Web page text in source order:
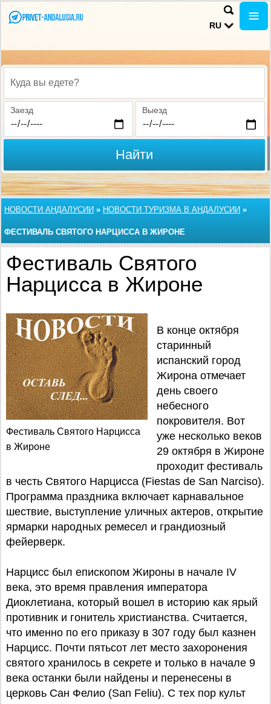
RU
Куда вы едете?
Заезд Выезд
Найти
НОВОСТИ АНДАЛУСИИ » НОВОСТИ ТУРИЗМА В АНДАЛУСИИ »
ФЕСТИВАЛЬ СВЯТОГО НАРЦИССА В ЖИРОНЕ
Фестиваль Святого
Нарцисса в Жироне
Фестиваль Святого Нарцисса
в Жироне
В конце октября
старинный
испанский город
Жирона отмечает
день своего
небесного
покровителя. Вот
уже несколько веков
29 октября в Жироне
проходит фестиваль
в честь Святого Нарцисса (Fiestas de San Narciso).
Программа праздника включает карнавальное
шествие, выступление уличных актеров, открытие
ярмарки народных ремесел и грандиозный
фейерверк.
Нарцисс был епископом Жироны в начале IV
века, это время правления императора
Диоклетиана, который вошел в историю как ярый
противник и гонитель христианства. Считается,
что именно по его приказу в 307 году был казнен
Нарцисс. Почти пятьсот лет место захоронения
святого хранилось в секрете и только в начале 9
века останки были найдены и перенесены в
церковь Сан Фелио (San Feliu). С тех пор культ